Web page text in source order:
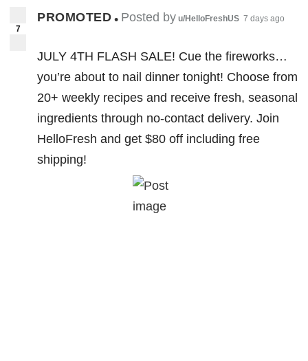
7
PROMOTED • Posted by u/HelloFreshUS 7 days ago
JULY 4TH FLASH SALE! Cue the fireworks…
you’re about to nail dinner tonight! Choose from
20+ weekly recipes and receive fresh, seasonal
ingredients through no-contact delivery. Join
HelloFresh and get $80 off including free
shipping!